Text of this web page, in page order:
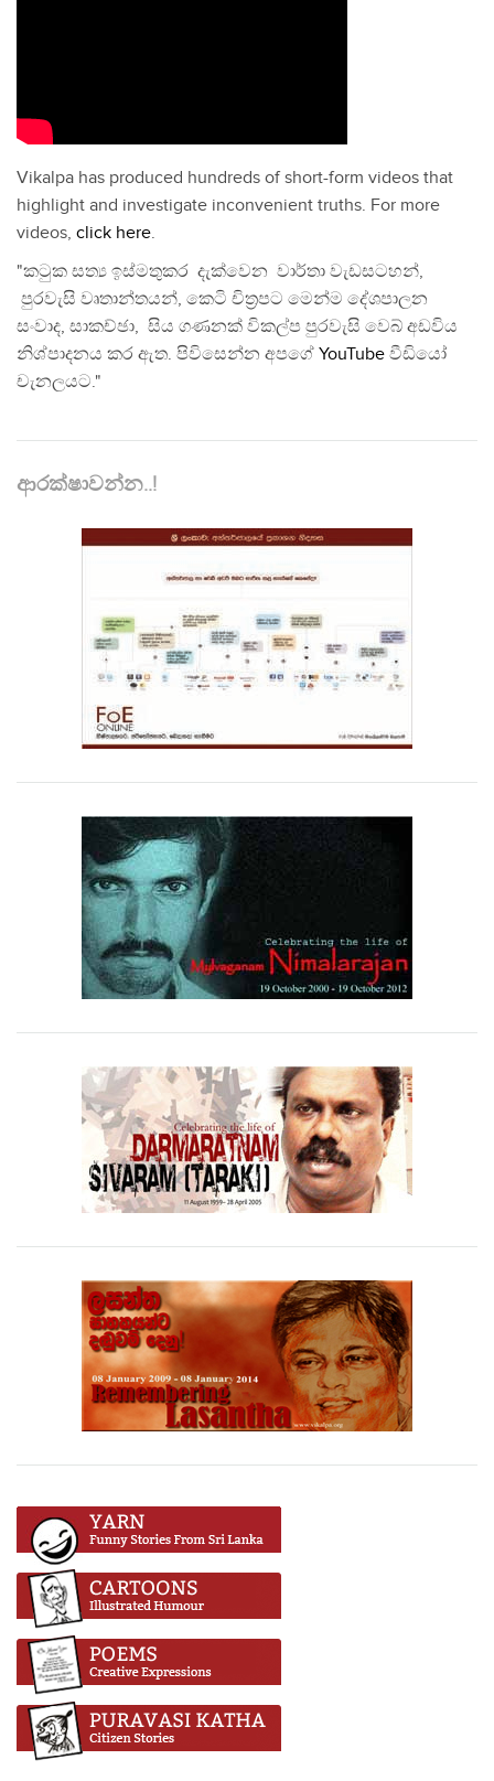
Vikalpa has produced hundreds of short-form videos that
highlight and investigate inconvenient truths. For more
videos, click here.
"කටුක සත්‍ය ඉස්මතුකර දැක්වෙන වාර්තා වැඩසටහන්,
පුරවැසි වෘතාන්තයන්, කෙටි චිත්‍රපට මෙන්ම දේශපාලන
සංවාද, සාකච්ඡා, සිය ගණනක් විකල්ප පුරවැසි වෙබ් අඩවිය
නිශ්පාදනය කර ඇත. පිවිසෙන්න අපගේ YouTube වීඩියෝ
චැනලයට."
ආරක්ෂාවන්න..!